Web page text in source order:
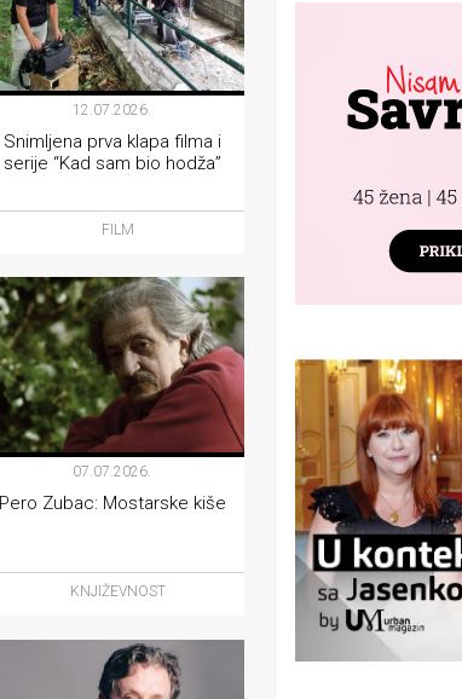
12.07.2026.
Snimljena prva klapa filma i
serije “Kad sam bio hodža”
FILM
07.07.2026.
Pero Zubac: Mostarske kiše
KNJIŽEVNOST